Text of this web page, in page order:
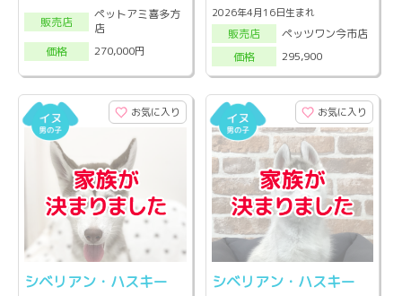
販売店
ペットアミ喜多方
店
価格
270,000円
2026年4月16日生まれ
販売店
ペッツワン今市店
価格
295,900
お気に入り
シベリアン・ハスキー
お気に入り
シベリアン・ハスキー